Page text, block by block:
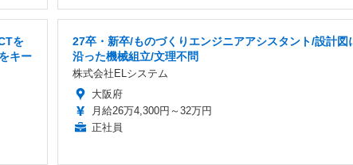
を
キー
27卒・新卒/ものづくりエンジニアアシスタント/設計図
沿った機械組立/文理不問
株式会社ELシステム
大阪府
月給26万4,300円～32万円
正社員